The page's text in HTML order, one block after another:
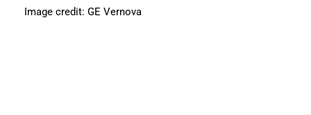
Image credit: GE Vernova